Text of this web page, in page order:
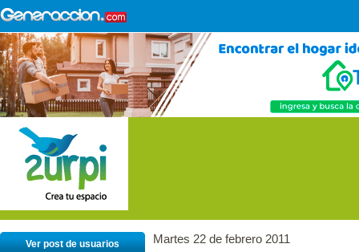
Ver post de usuarios Martes 22 de febrero 2011